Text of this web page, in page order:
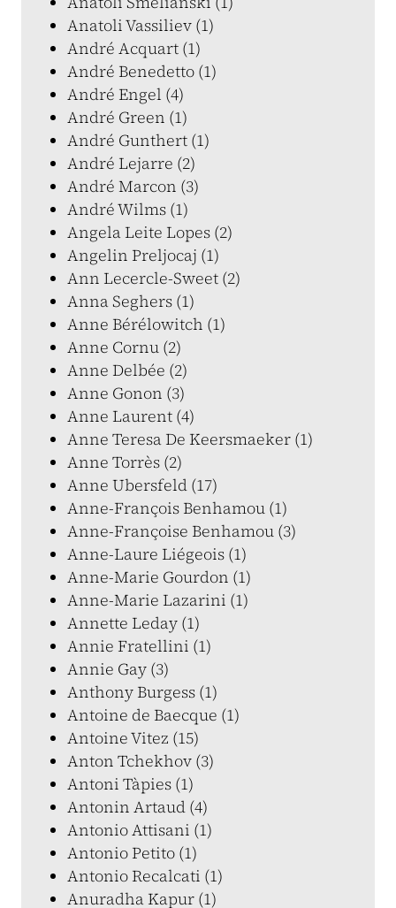
Anatoli Vassiliev (1)
André Acquart (1)
André Benedetto (1)
André Engel (4)
André Green (1)
André Gunthert (1)
André Lejarre (2)
André Marcon (3)
André Wilms (1)
Angela Leite Lopes (2)
Angelin Preljocaj (1)
Ann Lecercle-Sweet (2)
Anna Seghers (1)
Anne Bérélowitch (1)
Anne Cornu (2)
Anne Delbée (2)
Anne Gonon (3)
Anne Laurent (4)
Anne Teresa De Keersmaeker (1)
Anne Torrès (2)
Anne Ubersfeld (17)
Anne-François Benhamou (1)
Anne-Françoise Benhamou (3)
Anne-Laure Liégeois (1)
Anne-Marie Gourdon (1)
Anne-Marie Lazarini (1)
Annette Leday (1)
Annie Fratellini (1)
Annie Gay (3)
Anthony Burgess (1)
Antoine de Baecque (1)
Antoine Vitez (15)
Anton Tchekhov (3)
Antoni Tàpies (1)
Antonin Artaud (4)
Antonio Attisani (1)
Antonio Petito (1)
Antonio Recalcati (1)
Anuradha Kapur (1)